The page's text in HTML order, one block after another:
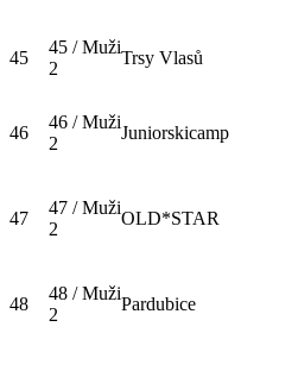
45
45 / Muži
2
Trsy Vlasů
46
46 / Muži
2
Juniorskicamp
47
47 / Muži
2
OLD*STAR
48
48 / Muži
2
Pardubice